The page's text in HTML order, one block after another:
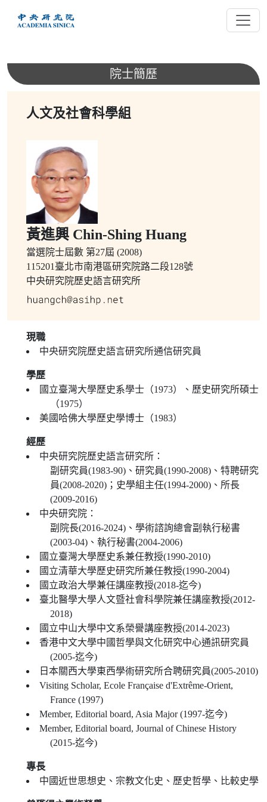
內
院士簡歷
人文及社會科學組
黃進興 Chin-Shing Huang
當選院士屆數 第27屆 (2008)
115201臺北市南港區研究院路二段128號
中央研究院歷史語言研究所
現職
中央研究院歷史語言研究所通信研究員
學歷
國立臺灣大學歷史系學士（1973）、歷史研究所碩士
（1975）
美國哈佛大學歷史學博士（1983）
經歷
中央研究院歷史語言研究所：
副研究員(1983-90)、研究員(1990-2008)、特聘研究
員(2008-2020)；史學組主任(1994-2000)、所長
(2009-2016)
中央研究院：
副院長(2016-2024)、學術諮詢總會副執行秘書
(2003-04)、執行秘書(2004-2006)
國立臺灣大學歷史系兼任教授(1990-2010)
國立清華大學歷史研究所兼任教授(1990-2004)
國立政治大學兼任講座教授(2018-迄今)
臺北醫學大學人文暨社會科學院兼任講座教授(2012-
2018)
國立中山大學中文系榮譽講座教授(2014-2023)
香港中文大學中國哲學與文化研究中心通訊研究員
(2005-迄今)
日本關西大學東西學術研究所合聘研究員(2005-2010)
Visiting Scholar, Ecole Française d'Extrême-Orient,
France (1997)
Member, Editorial board, Asia Major (1997-迄今)
Member, Editorial board, Journal of Chinese History
(2015-迄今)
專長
中國近世思想史、宗教文化史、歷史哲學、比較史學